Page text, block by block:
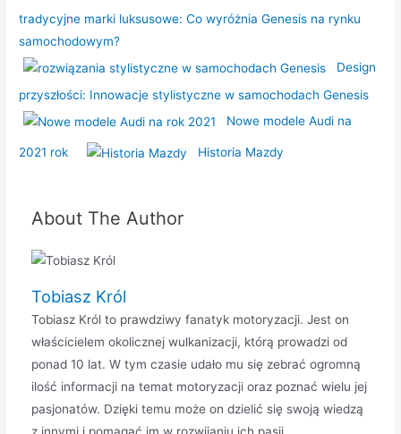
tradycyjne marki luksusowe: Co wyróżnia Genesis na rynku
samochodowym?
Design
przyszłości: Innowacje stylistyczne w samochodach Genesis
Nowe modele Audi na
2021 rok Historia Mazdy
About The Author
Tobiasz Król
Tobiasz Król to prawdziwy fanatyk motoryzacji. Jest on
właścicielem okolicznej wulkanizacji, którą prowadzi od
ponad 10 lat. W tym czasie udało mu się zebrać ogromną
ilość informacji na temat motoryzacji oraz poznać wielu jej
pasjonatów. Dzięki temu może on dzielić się swoją wiedzą